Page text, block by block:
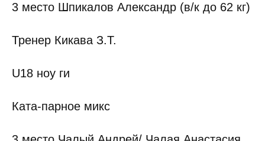
3 место Шпикалов Александр (в/к до 62 кг)
Тренер Кикава З.Т.
U18 ноу ги
Ката-парное микс